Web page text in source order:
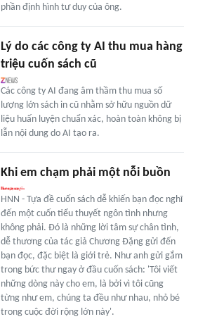
phần định hình tư duy của ông.
Lý do các công ty AI thu mua hàng
triệu cuốn sách cũ
Các công ty AI đang âm thầm thu mua số
lượng lớn sách in cũ nhằm sở hữu nguồn dữ
liệu huấn luyện chuẩn xác, hoàn toàn không bị
lẫn nội dung do AI tạo ra.
Khi em chạm phải một nỗi buồn
HNN - Tựa đề cuốn sách dễ khiến bạn đọc nghĩ
đến một cuốn tiểu thuyết ngôn tình nhưng
không phải. Đó là những lời tâm sự chân tình,
dễ thương của tác giả Chương Đặng gửi đến
bạn đọc, đặc biệt là giới trẻ. Như anh gửi gắm
trong bức thư ngay ở đầu cuốn sách: 'Tôi viết
những dòng này cho em, là bởi vì tôi cũng
từng như em, chúng ta đều như nhau, nhỏ bé
trong cuộc đời rộng lớn này'.